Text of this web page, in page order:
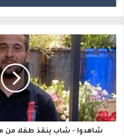
خ
ب
ر
د
ك
ا
شاهدوا - شاب ينقذ طفلا من